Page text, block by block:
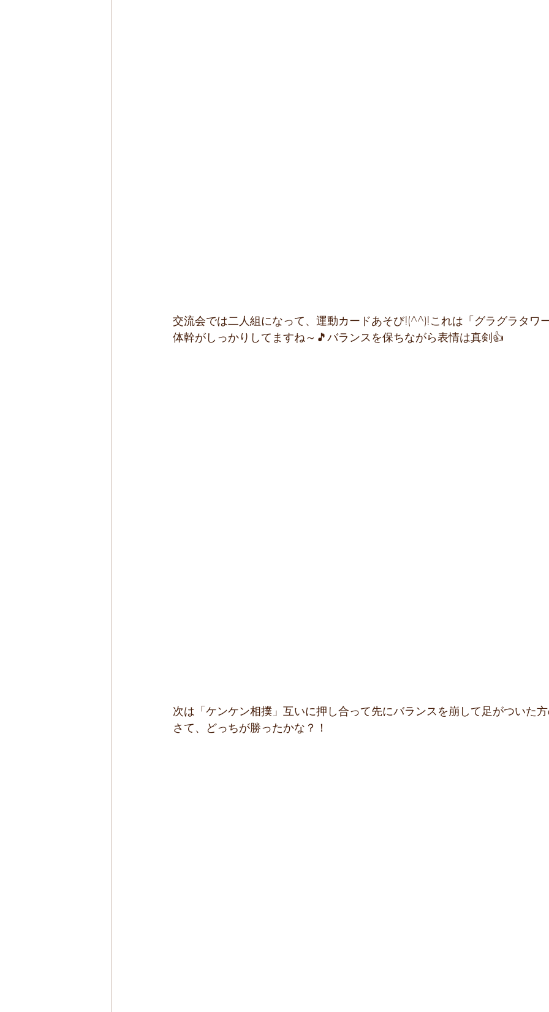
交流会では二人組になって、運動カードあそび!(^^)!これは「グラグラタワ
体幹がしっかりしてますね～🎵バランスを保ちながら表情は真剣👍
次は「ケンケン相撲」互いに押し合って先にバランスを崩して足がついた
さて、どっちが勝ったかな？！